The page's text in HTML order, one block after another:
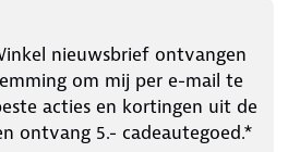
nieuwsbrief ontvangen
om mij per e-mail te
acties en kortingen uit de
ontvang 5.- cadeautegoed.*